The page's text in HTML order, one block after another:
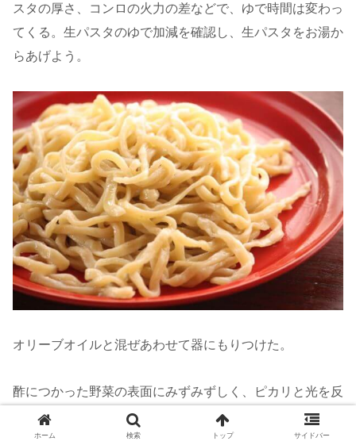
スタの厚さ、コンロの火力の差などで、ゆで時間は変わっ
てくる。生パスタのゆで加減を確認し、生パスタをお湯か
らあげよう。
オリーブオイルと混ぜあわせて器にもりつけた。
酢につかった野菜の表面にみずみずしく、ピカリと光を反
射させている麺の表面。青さはなく、ふつうの生パスタの
色だ。ニンジンのピクスルをねりこむと赤くなるかもしれ
ホーム 検索 トップ サイドバー